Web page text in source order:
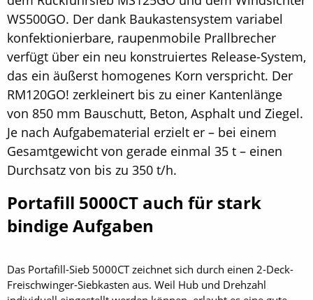
WS500GO. Der dank Baukastensystem variabel
konfektionierbare, raupenmobile Prallbrecher
verfügt über ein neu konstruiertes Release-System,
das ein äußerst homogenes Korn verspricht. Der
RM120GO! zerkleinert bis zu einer Kantenlänge
von 850 mm Bauschutt, Beton, Asphalt und Ziegel.
Je nach Aufgabematerial erzielt er – bei einem
Gesamtgewicht von gerade einmal 35 t – einen
Durchsatz von bis zu 350 t/h.
Portafill 5000CT auch für stark
bindige Aufgaben
Das Portafill-Sieb 5000CT zeichnet sich durch einen 2-Deck-
Freischwinger-Siebkasten aus. Weil Hub und Drehzahl